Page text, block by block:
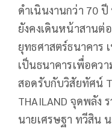
ดำเนินงานกว่า 70
ยังคงเดินหน้าสานต่
ยุทธศาสตร์ธนาคาร
เป็นธนาคารเพื่อคว
สอดรับกับวิสัยทัศน์
THAILAND จุดพลัง
นายเศรษฐา ทวีสิน